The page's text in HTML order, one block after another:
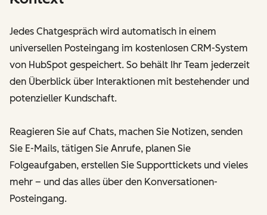
Jedes Chatgespräch wird automatisch in einem
universellen Posteingang im kostenlosen CRM-System
von HubSpot gespeichert. So behält Ihr Team jederzeit
den Überblick über Interaktionen mit bestehender und
potenzieller Kundschaft.
Reagieren Sie auf Chats, machen Sie Notizen, senden
Sie E-Mails, tätigen Sie Anrufe, planen Sie
Folgeaufgaben, erstellen Sie Supporttickets und vieles
mehr – und das alles über den Konversationen-
Posteingang.